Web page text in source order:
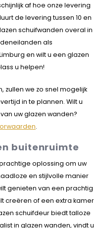
af hoe onze levering
de levering tussen 10 en
schuifwanden overal in
als
en wilt u een glazen
u helpen!
zullen we zo snel mogelijk
in te plannen. Wilt u
uw glazen wanden?
.
buitenruimte
oplossing om uw
en stijlvolle manier
genieten van een prachtig
creëren of een extra kamer
schuifdeur biedt talloze
in glazen wanden, vindt u